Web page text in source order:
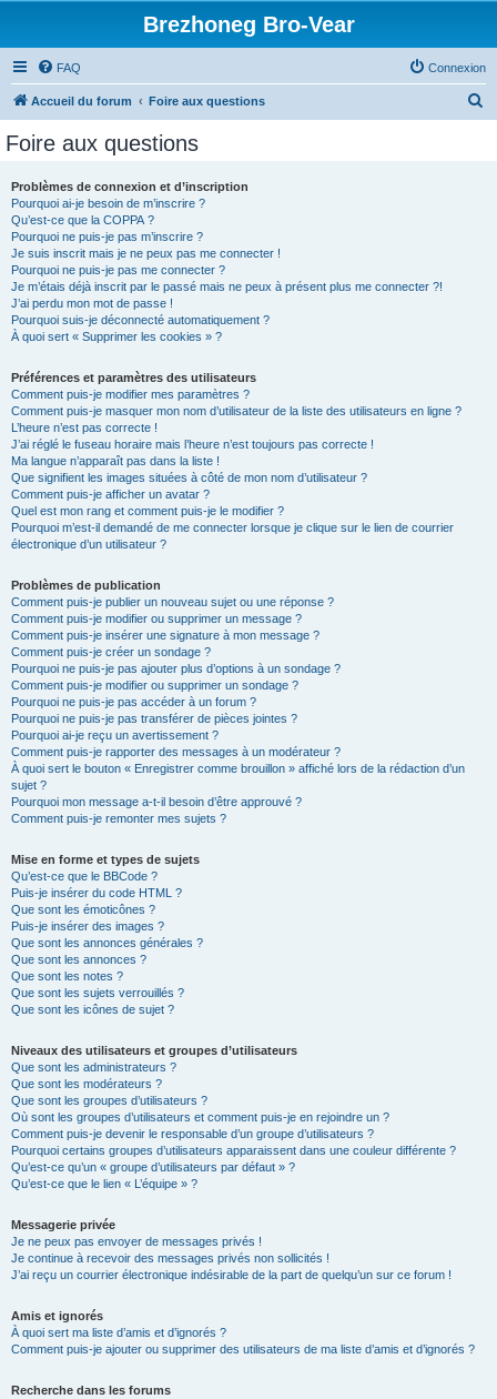
Brezhoneg Bro-Vear
FAQ Connexion
Accueil du forum Foire aux questions
Foire aux questions
Problèmes de connexion et d’inscription
Pourquoi ai-je besoin de m’inscrire ?
Qu’est-ce que la COPPA ?
Pourquoi ne puis-je pas m’inscrire ?
Je suis inscrit mais je ne peux pas me connecter !
Pourquoi ne puis-je pas me connecter ?
Je m’étais déjà inscrit par le passé mais ne peux à présent plus me connecter ?!
J’ai perdu mon mot de passe !
Pourquoi suis-je déconnecté automatiquement ?
À quoi sert « Supprimer les cookies » ?
Préférences et paramètres des utilisateurs
Comment puis-je modifier mes paramètres ?
Comment puis-je masquer mon nom d’utilisateur de la liste des utilisateurs en ligne ?
L’heure n’est pas correcte !
J’ai réglé le fuseau horaire mais l’heure n’est toujours pas correcte !
Ma langue n’apparaît pas dans la liste !
Que signifient les images situées à côté de mon nom d’utilisateur ?
Comment puis-je afficher un avatar ?
Quel est mon rang et comment puis-je le modifier ?
Pourquoi m’est-il demandé de me connecter lorsque je clique sur le lien de courrier
électronique d’un utilisateur ?
Problèmes de publication
Comment puis-je publier un nouveau sujet ou une réponse ?
Comment puis-je modifier ou supprimer un message ?
Comment puis-je insérer une signature à mon message ?
Comment puis-je créer un sondage ?
Pourquoi ne puis-je pas ajouter plus d’options à un sondage ?
Comment puis-je modifier ou supprimer un sondage ?
Pourquoi ne puis-je pas accéder à un forum ?
Pourquoi ne puis-je pas transférer de pièces jointes ?
Pourquoi ai-je reçu un avertissement ?
Comment puis-je rapporter des messages à un modérateur ?
À quoi sert le bouton « Enregistrer comme brouillon » affiché lors de la rédaction d’un
sujet ?
Pourquoi mon message a-t-il besoin d’être approuvé ?
Comment puis-je remonter mes sujets ?
Mise en forme et types de sujets
Qu’est-ce que le BBCode ?
Puis-je insérer du code HTML ?
Que sont les émoticônes ?
Puis-je insérer des images ?
Que sont les annonces générales ?
Que sont les annonces ?
Que sont les notes ?
Que sont les sujets verrouillés ?
Que sont les icônes de sujet ?
Niveaux des utilisateurs et groupes d’utilisateurs
Que sont les administrateurs ?
Que sont les modérateurs ?
Que sont les groupes d’utilisateurs ?
Où sont les groupes d’utilisateurs et comment puis-je en rejoindre un ?
Comment puis-je devenir le responsable d’un groupe d’utilisateurs ?
Pourquoi certains groupes d’utilisateurs apparaissent dans une couleur différente ?
Qu’est-ce qu’un « groupe d’utilisateurs par défaut » ?
Qu’est-ce que le lien « L’équipe » ?
Messagerie privée
Je ne peux pas envoyer de messages privés !
Je continue à recevoir des messages privés non sollicités !
J’ai reçu un courrier électronique indésirable de la part de quelqu’un sur ce forum !
Amis et ignorés
À quoi sert ma liste d’amis et d’ignorés ?
Comment puis-je ajouter ou supprimer des utilisateurs de ma liste d’amis et d’ignorés ?
Recherche dans les forums